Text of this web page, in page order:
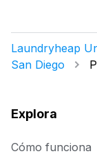
Laundryheap
San Diego
Explora
Cómo funciona